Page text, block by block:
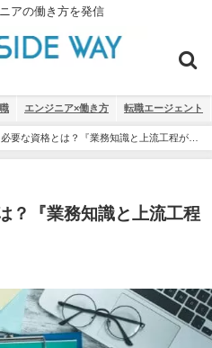
アの働き方を発信
エンジニア×働き方 転職エージェント
要な資格とは？『業務知識と上流工程がポ
？『業務知識と上流工程